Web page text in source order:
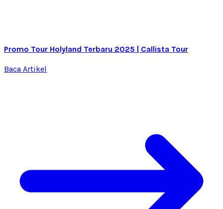
Promo Tour Holyland Terbaru 2025 | Callista Tour
Baca Artikel